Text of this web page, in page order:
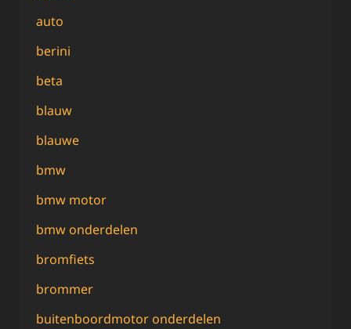
auto
berini
beta
blauw
blauwe
bmw
bmw motor
bmw onderdelen
bromfiets
brommer
buitenboordmotor onderdelen